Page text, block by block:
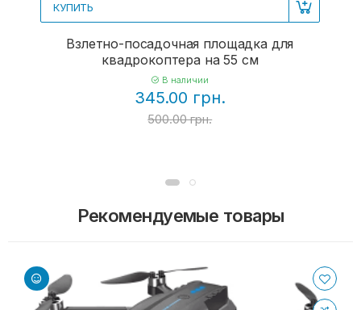
КУПИТЬ
Взлетно-посадочная площадка для
квадрокоптера на 55 см
В наличии
345.00 грн.
500.00 грн.
Рекомендуемые товары